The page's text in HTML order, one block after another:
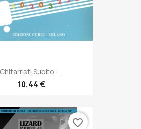
Chitarristi Subito -...
10,44 €
favorite_border